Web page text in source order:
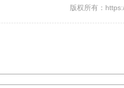
版权所有：